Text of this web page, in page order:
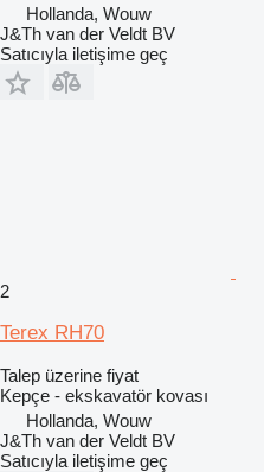
Hollanda, Wouw
J&Th van der Veldt BV
Satıcıyla iletişime geç
2
Terex RH70
Talep üzerine fiyat
Kepçe - ekskavatör kovası
Hollanda, Wouw
J&Th van der Veldt BV
Satıcıyla iletişime geç